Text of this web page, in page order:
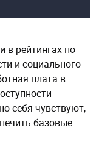
в рейтингах по
и социального
плата в
себя чувствуют,
базовые